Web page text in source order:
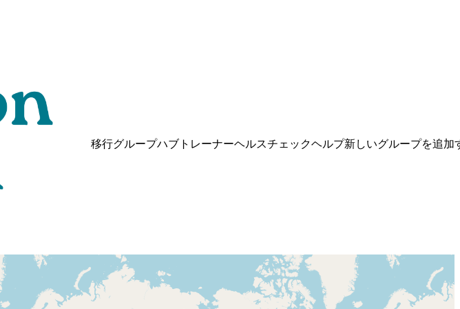
移行グループハブ トレーナーヘルスチェックヘルプ新しいグループを追加